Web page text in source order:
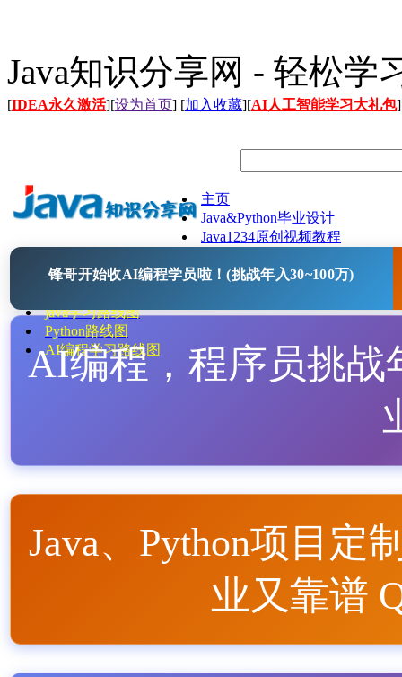
Java知识分享网 - 轻松学
[IDEA永久激活][设为首页] [加入收藏][AI人工智能学习大礼包]
主页
Java&Python毕业设计
Java1234原创视频教程
Java开源项目
java学习路线图
Python路线图
AI编程学习路线图
锋哥开始收AI编程学员啦！(挑战年入30~100万)
AI编程，程序员挑战
Java、Python项目定
业又靠谱